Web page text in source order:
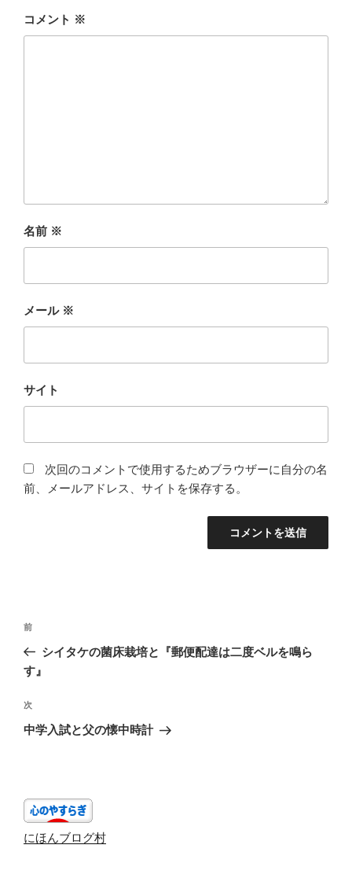
コメント ※
名前 ※
メール ※
サイト
次回のコメントで使用するためブラウザーに自分の名
前、メールアドレス、サイトを保存する。
投
ナ
ゲ
ー
ン
前
の
投
前
シイタケの菌床栽培と『郵便配達は二度ベルを鳴ら
す』
次
の
次
中学入試と父の懐中時計
にほんブログ村